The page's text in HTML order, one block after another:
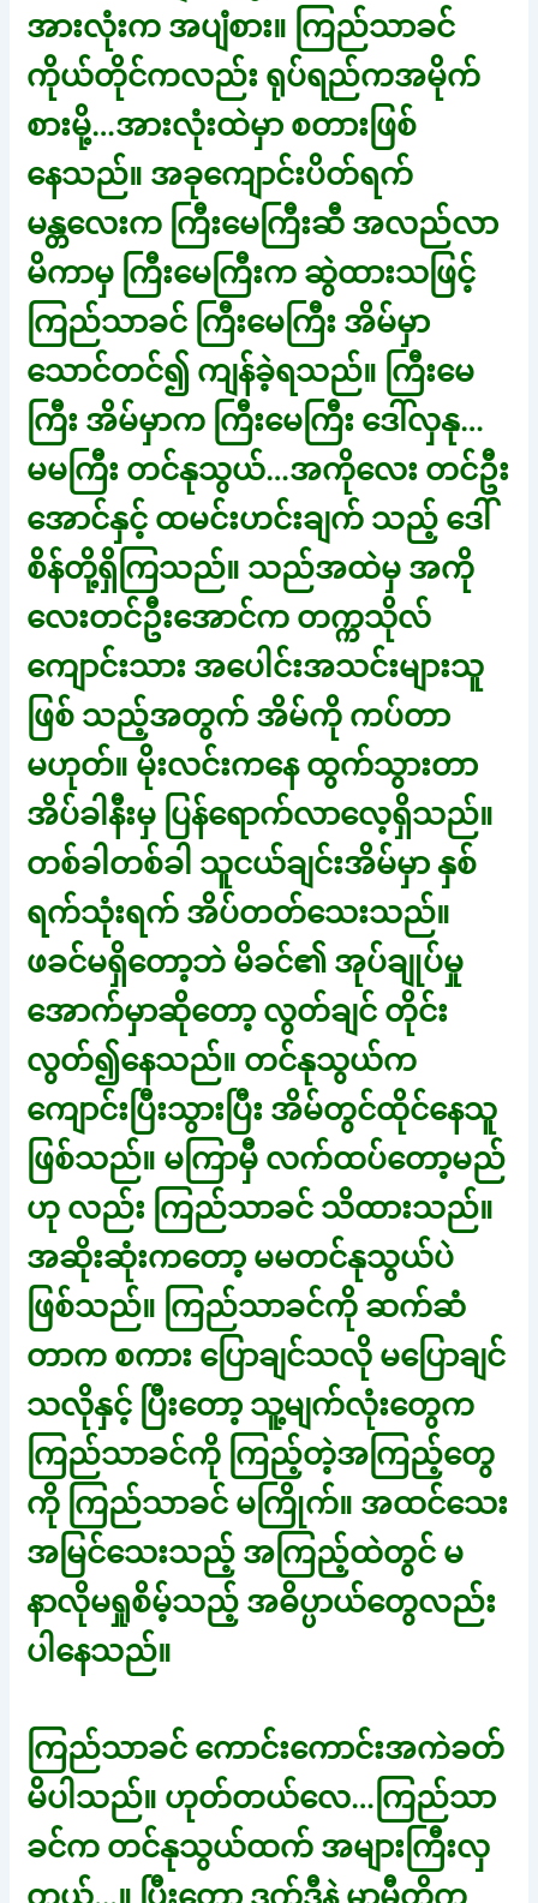
အားလုံးက အပျံစား။ ကြည်သာခင်
ကိုယ်တိုင်ကလည်း ရုပ်ရည်ကအမိုက်
စားမို့…အားလုံးထဲမှာ စတားဖြစ်
နေသည်။ အခုကျောင်းပိတ်ရက်
မန္တလေးက ကြီးမေကြီးဆီ အလည်လာ
မိကာမှ ကြီးမေကြီးက ဆွဲထားသဖြင့်
ကြည်သာခင် ကြီးမေကြီး အိမ်မှာ
သောင်တင်၍ ကျန်ခဲ့ရသည်။ ကြီးမေ
ကြီး အိမ်မှာက ကြီးမေကြီး ဒေါ်လှနု…
မမကြီး တင်နုသွယ်…အကိုလေး တင်ဦး
အောင်နှင့် ထမင်းဟင်းချက် သည့် ဒေါ်
စိန်တို့ရှိကြသည်။ သည်အထဲမှ အကို
လေးတင်ဦးအောင်က တက္ကသိုလ်
ကျောင်းသား အပေါင်းအသင်းများသူ
ဖြစ် သည့်အတွက် အိမ်ကို ကပ်တာ
မဟုတ်။ မိုးလင်းကနေ ထွက်သွားတာ
အိပ်ခါနီးမှ ပြန်ရောက်လာလေ့ရှိသည်။
တစ်ခါတစ်ခါ သူငယ်ချင်းအိမ်မှာ နှစ်
ရက်သုံးရက် အိပ်တတ်သေးသည်။
ဖခင်မရှိတော့ဘဲ မိခင်၏ အုပ်ချုပ်မှု
အောက်မှာဆိုတော့ လွတ်ချင် တိုင်း
လွတ်၍နေသည်။ တင်နုသွယ်က
ကျောင်းပြီးသွားပြီး အိမ်တွင်ထိုင်နေသူ
ဖြစ်သည်။ မကြာမှီ လက်ထပ်တော့မည်
ဟု လည်း ကြည်သာခင် သိထားသည်။
အဆိုးဆုံးကတော့ မမတင်နုသွယ်ပဲ
ဖြစ်သည်။ ကြည်သာခင်ကို ဆက်ဆံ
တာက စကား ပြောချင်သလို မပြောချင်
သလိုနှင့် ပြီးတော့ သူ့မျက်လုံးတွေက
ကြည်သာခင်ကို ကြည့်တဲ့အကြည့်တွေ
ကို ကြည်သာခင် မကြိုက်။ အထင်သေး
အမြင်သေးသည့် အကြည့်ထဲတွင် မ
နာလိုမရှုစိမ့်သည့် အဓိပ္ပာယ်တွေလည်း
ပါနေသည်။
ကြည်သာခင် ကောင်းကောင်းအကဲခတ်
မိပါသည်။ ဟုတ်တယ်လေ…ကြည်သာ
ခင်က တင်နုသွယ်ထက် အများကြီးလှ